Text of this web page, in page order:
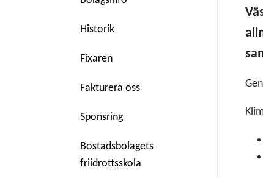
Historik
Fixaren
Fakturera oss
Sponsring
Bostadsbolagets
friidrottsskola